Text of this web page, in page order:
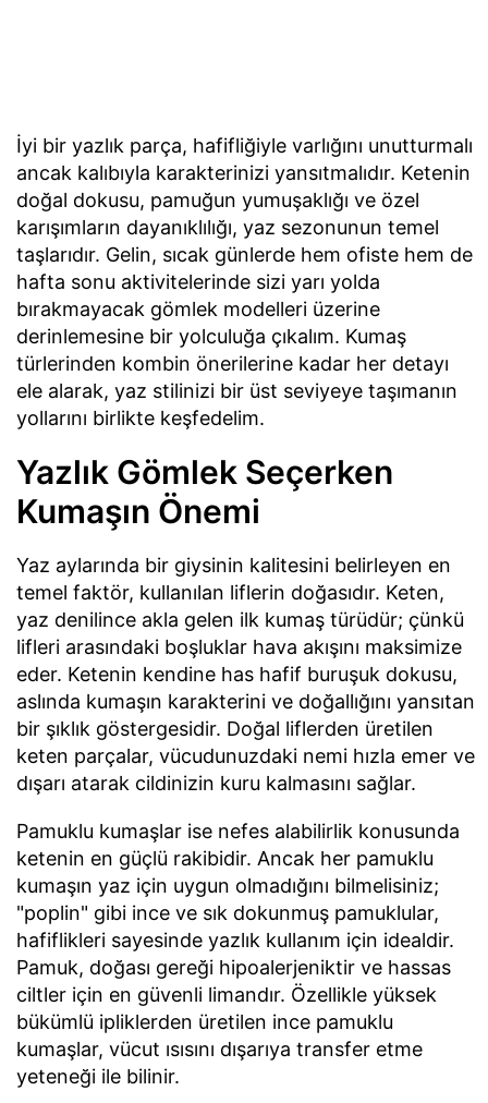
İyi bir yazlık parça, hafifliğiyle varlığını unutturmalı
ancak kalıbıyla karakterinizi yansıtmalıdır. Ketenin
doğal dokusu, pamuğun yumuşaklığı ve özel
karışımların dayanıklılığı, yaz sezonunun temel
taşlarıdır. Gelin, sıcak günlerde hem ofiste hem de
hafta sonu aktivitelerinde sizi yarı yolda
bırakmayacak gömlek modelleri üzerine
derinlemesine bir yolculuğa çıkalım. Kumaş
türlerinden kombin önerilerine kadar her detayı
ele alarak, yaz stilinizi bir üst seviyeye taşımanın
yollarını birlikte keşfedelim.
Yazlık Gömlek Seçerken
Kumaşın Önemi
Yaz aylarında bir giysinin kalitesini belirleyen en
temel faktör, kullanılan liflerin doğasıdır. Keten,
yaz denilince akla gelen ilk kumaş türüdür; çünkü
lifleri arasındaki boşluklar hava akışını maksimize
eder. Ketenin kendine has hafif buruşuk dokusu,
aslında kumaşın karakterini ve doğallığını yansıtan
bir şıklık göstergesidir. Doğal liflerden üretilen
keten parçalar, vücudunuzdaki nemi hızla emer ve
dışarı atarak cildinizin kuru kalmasını sağlar.
Pamuklu kumaşlar ise nefes alabilirlik konusunda
ketenin en güçlü rakibidir. Ancak her pamuklu
kumaşın yaz için uygun olmadığını bilmelisiniz;
"poplin" gibi ince ve sık dokunmuş pamuklular,
hafiflikleri sayesinde yazlık kullanım için idealdir.
Pamuk, doğası gereği hipoalerjeniktir ve hassas
ciltler için en güvenli limandır. Özellikle yüksek
bükümlü ipliklerden üretilen ince pamuklu
kumaşlar, vücut ısısını dışarıya transfer etme
yeteneği ile bilinir.